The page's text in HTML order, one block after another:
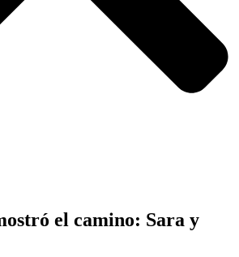
el camino: Sara y